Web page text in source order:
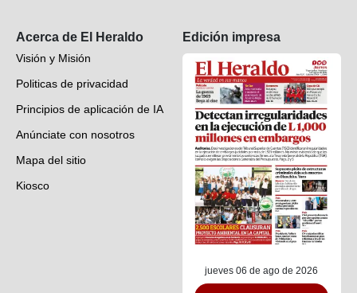
Acerca de El Heraldo
Visión y Misión
Politicas de privacidad
Principios de aplicación de IA
Anúnciate con nosotros
Mapa del sitio
Kiosco
Edición impresa
jueves 06 de ago de 2026